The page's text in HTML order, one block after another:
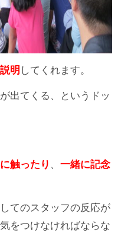
明 してくれます。
出てくる、というドッ
触ったり 、 一緒に記念
てのスタッフの反応が
をつけなければならな